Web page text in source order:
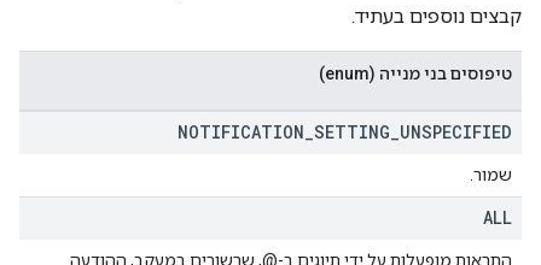
קבצים נוספים בעתיד.
טיפוסים בני מנייה (enum)
NOTIFICATION SETTING UNSPECIFIED
שמור.
ALL
התראות מופעלות על ידי תיוגים ב-@, שרשורים במעקב, ההודעה